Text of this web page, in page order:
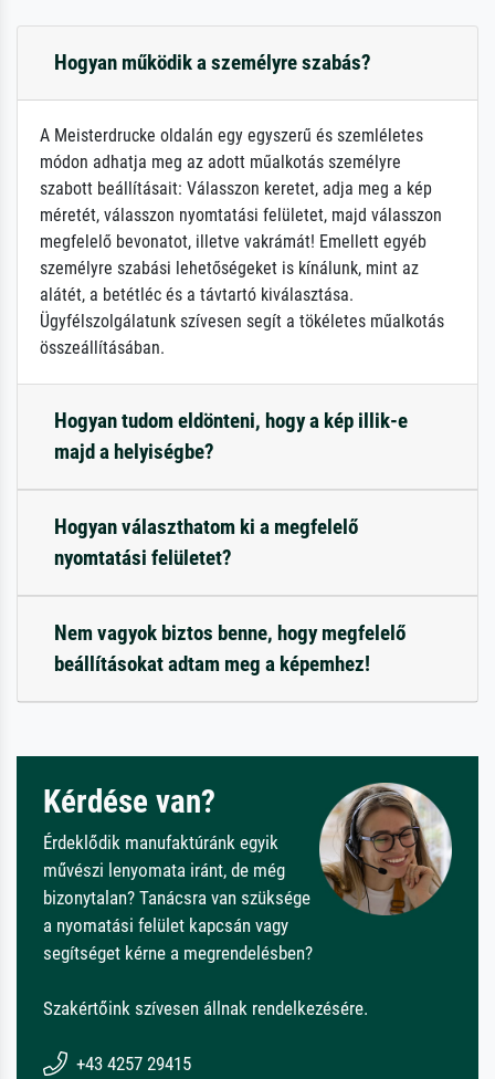
Hogyan működik a személyre szabás?
A Meisterdrucke oldalán egy egyszerű és szemléletes
módon adhatja meg az adott műalkotás személyre
szabott beállításait: Válasszon keretet, adja meg a kép
méretét, válasszon nyomtatási felületet, majd válasszon
megfelelő bevonatot, illetve vakrámát! Emellett egyéb
személyre szabási lehetőségeket is kínálunk, mint az
alátét, a betétléc és a távtartó kiválasztása.
Ügyfélszolgálatunk szívesen segít a tökéletes műalkotás
összeállításában.
Hogyan tudom eldönteni, hogy a kép illik-e
majd a helyiségbe?
Hogyan választhatom ki a megfelelő
nyomtatási felületet?
Nem vagyok biztos benne, hogy megfelelő
beállításokat adtam meg a képemhez!
Kérdése van?
Érdeklődik manufaktúránk egyik
művészi lenyomata iránt, de még
bizonytalan? Tanácsra van szüksége
a nyomatási felület kapcsán vagy
segítséget kérne a megrendelésben?
Szakértőink szívesen állnak rendelkezésére.
+43 4257 29415